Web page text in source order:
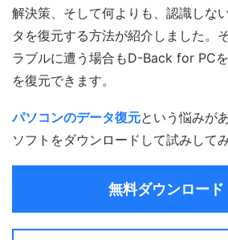
解決策、そして何よりも、認識しな
タを復元する方法が紹介しました。
ラブルに遭う場合もD-Back for PC
を復元できます。
パソコンのデータ復元という悩みが
ソフトをダウンロードして試みして
無料ダウンロード